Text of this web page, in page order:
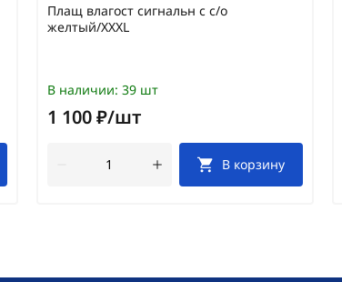
Плащ влагост сигнальн с с/о
желтый/XXXL
В наличии: 39 шт
1 100 ₽/шт
В корзину